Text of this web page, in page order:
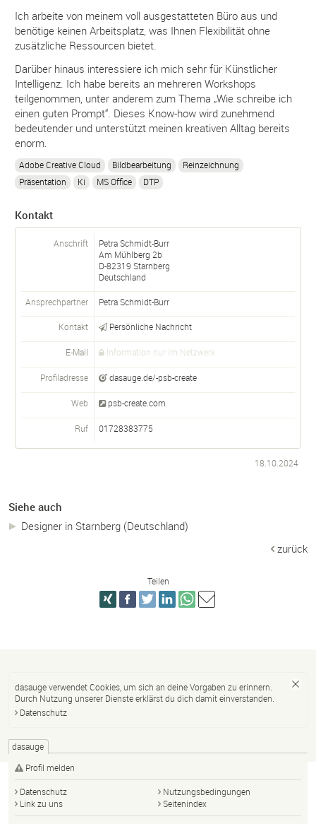
Ich arbeite von meinem voll ausgestatteten Büro aus und
benötige keinen Arbeitsplatz, was Ihnen Flexibilität ohne
zusätzliche Ressourcen bietet.
Darüber hinaus interessiere ich mich sehr für Künstlicher
Intelligenz. Ich habe bereits an mehreren Workshops
teilgenommen, unter anderem zum Thema „Wie schreibe ich
einen guten Prompt“. Dieses Know-how wird zunehmend
bedeutender und unterstützt meinen kreativen Alltag bereits
enorm.
Adobe Creative Cloud Bildbearbeitung
Reinzeichnung
Präsentation
Ki MS Office DTP
Kontakt
Anschrift
Petra Schmidt-Burr
Am Mühlberg 2b
D-82319 Starnberg
Deutschland
Ansprechpartner PetraSchmidt-Burr
Kontakt Persönliche Nachricht
E-Mail Information nur im Netzwerk
Profiladresse dasauge.de/-psb-create
Web psb-create.com
Ruf 01728383775
18.10.2024
Siehe auch
Designer in Starnberg (Deutschland)
zurück
Teilen
dasauge verwendet Cookies, um sich an deine Vorgaben zu erinnern.
Durch Nutzung unserer Dienste erklärst du dich damit einverstanden.
Datenschutz
dasauge
Profil melden
Datenschutz
Nutzungsbedingungen
Link zu uns
Seitenindex